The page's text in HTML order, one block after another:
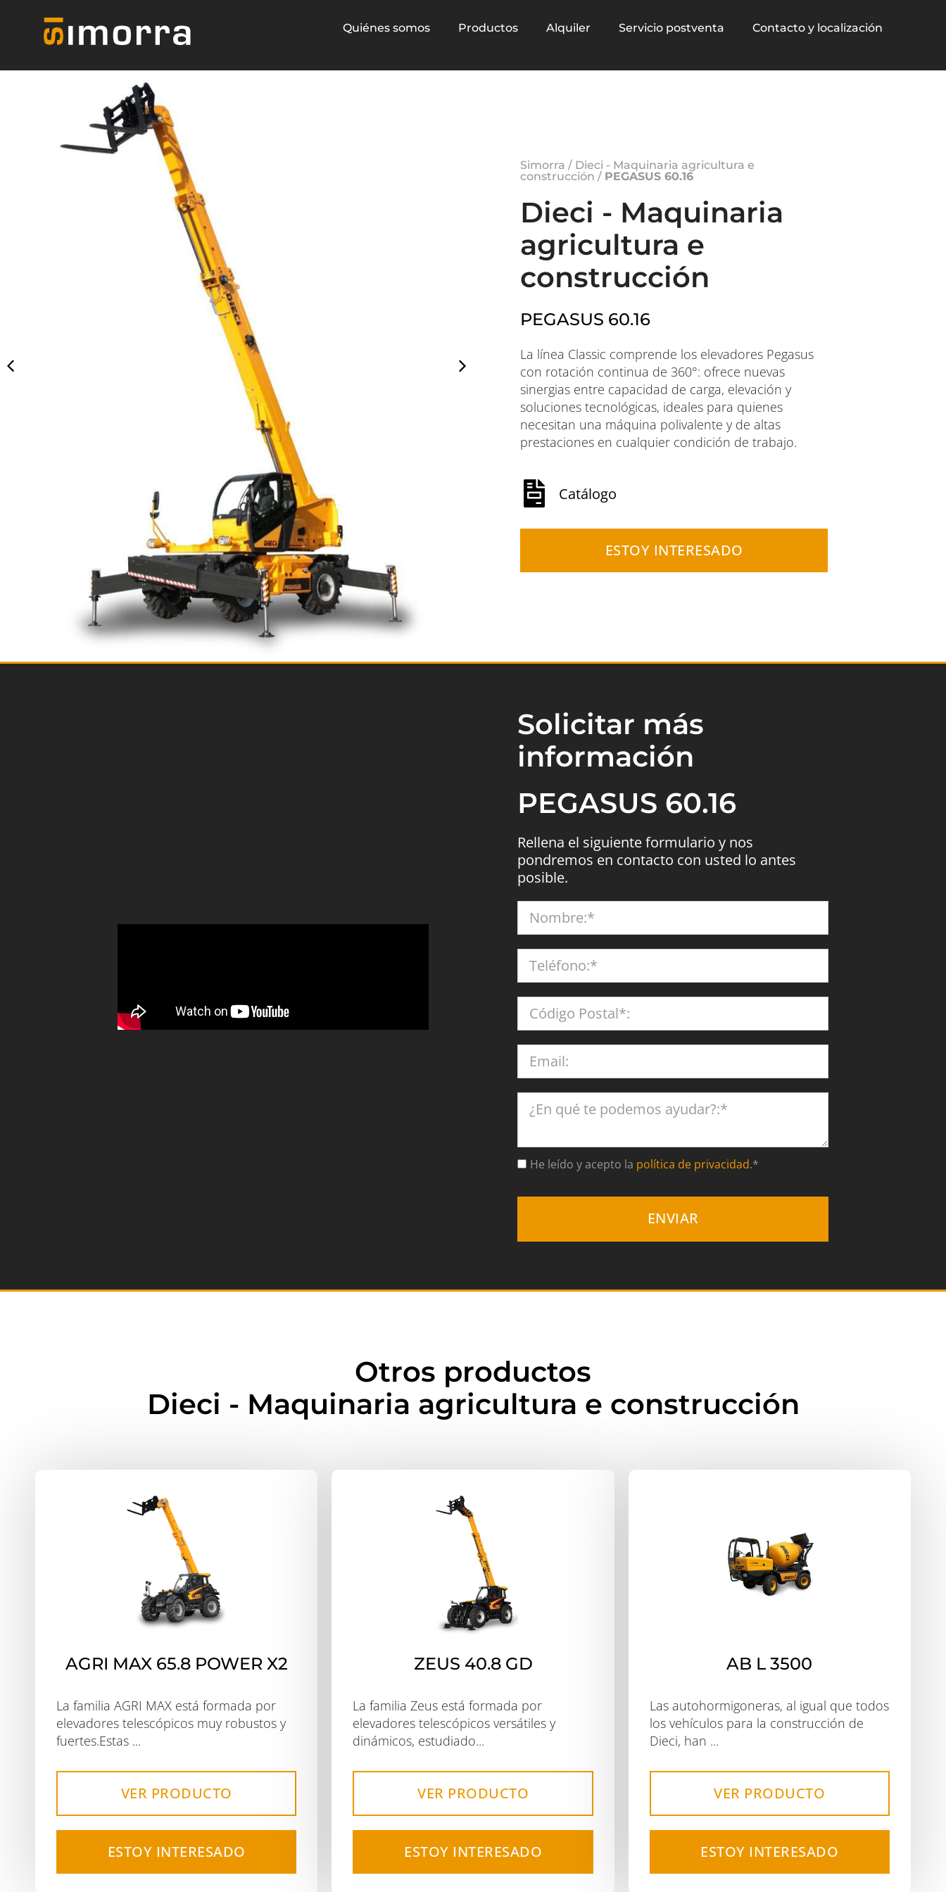
Quiénes somos Productos Alquiler Servicio postventa Contacto y localización
Simorra / Dieci - Maquinaria agricultura e
construcción / PEGASUS 60.16
Dieci - Maquinaria
agricultura e
construcción
PEGASUS 60.16
La línea Classic comprende los elevadores Pegasus
con rotación continua de 360°: ofrece nuevas
sinergias entre capacidad de carga, elevación y
soluciones tecnológicas, ideales para quienes
necesitan una máquina polivalente y de altas
prestaciones en cualquier condición de trabajo.
Catálogo
ESTOY INTERESADO
Solicitar más
información
PEGASUS 60.16
Rellena el siguiente formulario y nos
pondremos en contacto con usted lo antes
posible.
He leído y acepto la política de privacidad.*
ENVIAR
Otros productos
Dieci - Maquinaria agricultura e construcción
AGRI MAX 65.8 POWER X2
La familia AGRI MAX está formada por
elevadores telescópicos muy robustos y
fuertes.Estas ...
VER PRODUCTO
ESTOY INTERESADO
ZEUS 40.8 GD
La familia Zeus está formada por
elevadores telescópicos versátiles y
dinámicos, estudiado...
VER PRODUCTO
ESTOY INTERESADO
AB L 3500
Las autohormigoneras, al igual que todos
los vehículos para la construcción de
Dieci, han ...
VER PRODUCTO
ESTOY INTERESADO